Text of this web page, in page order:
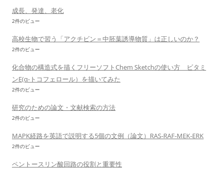
成長、発達、老化
2件のビュー
高校生物で習う「アクチビン＝中胚葉誘導物質」は正しいのか？
2件のビュー
化合物の構造式を描くフリーソフトChem Sketchの使い方 ビタミ
ンE(α-トコフェロール）を描いてみた
2件のビュー
研究のための論文・文献検索の方法
2件のビュー
MAPK経路を英語で説明する5個の文例（論文）RAS-RAF-MEK-ERK
2件のビュー
ペントースリン酸回路の役割と重要性